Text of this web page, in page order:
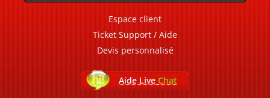
Espace client
Ticket Support / Aide
Devis personnalisé
Aide Live Chat